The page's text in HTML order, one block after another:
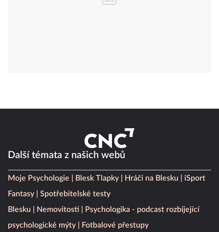
Další témata z našich webů
Moje Psychologie Blesk Tlapky Hráči na Blesku
iSport
Fantasy
Spotřebitelské testy
Blesku
Nemovitosti
Psychologika - podcast rozbíjející
psychologické mýty
Fotbalové přestupy